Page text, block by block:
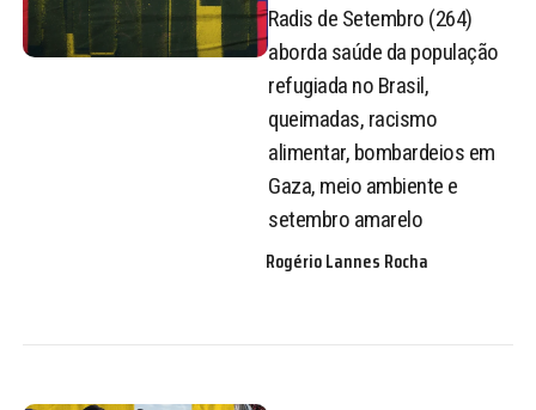
Radis de Setembro (264)
aborda saúde da população
refugiada no Brasil,
queimadas, racismo
alimentar, bombardeios em
Gaza, meio ambiente e
setembro amarelo
Rogério Lannes Rocha